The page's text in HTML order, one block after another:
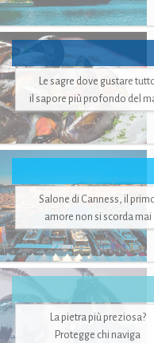
Le sagre dove gustare
il sapore più profondo del
Salone di Canness, il
amore non si scorda mai
La pietra più preziosa?
Protegge chi naviga